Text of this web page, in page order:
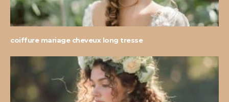
coiffure mariage cheveux long tresse